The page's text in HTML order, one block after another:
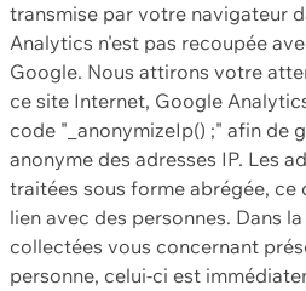
transmise par votre navigateur
Analytics n'est pas recoupée
Google. Nous attirons votre
ce site Internet, Google
code "_anonymizeIp() ;" afin de
anonyme des adresses IP. Les
traitées sous forme abrégée,
lien avec des personnes. Dans
collectées vous concernant
personne, celui-ci est